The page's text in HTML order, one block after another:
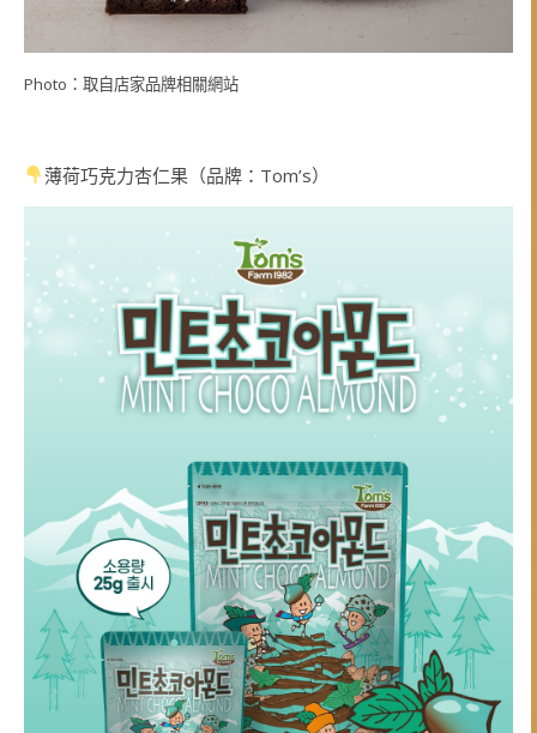
Photo：取自店家品牌相關網站
薄荷巧克力杏仁果（品牌：Tom’s）